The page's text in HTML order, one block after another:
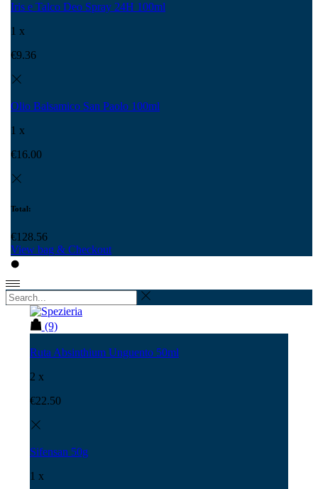
Iris e Talco Deo Spray 24H 100ml
1 x
€9.36
Olio Balsamico San Paolo 100ml
1 x
€16.00
Total:
€128.56
View bag & Checkout
(9)
Ruta Absinthium Unguento 50ml
2 x
€22.50
Sifensan 50g
1 x